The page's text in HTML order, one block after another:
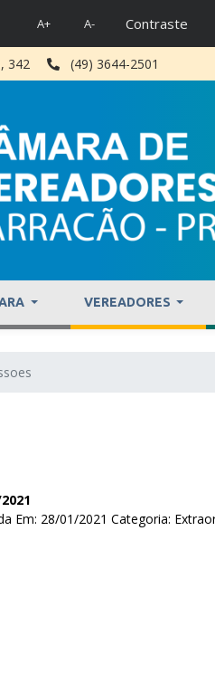
A+ A- Contraste
342 (49) 3644-2501
VEREADORES
Em: 28/01/2021 Categoria: